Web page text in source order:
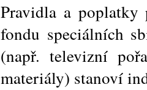
Pravidla a poplatky
fondu speciálních
(např. televizní
materiály) stanoví